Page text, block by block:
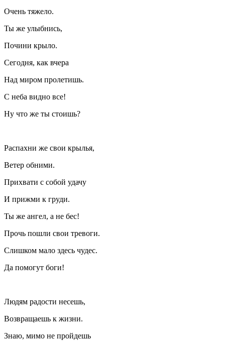
Очень тяжело.
Ты же улыбнись,
Почини крыло.
Сегодня, как вчера
Над миром пролетишь.
С неба видно все!
Ну что же ты стоишь?
Распахни же свои крылья,
Ветер обними.
Прихвати с собой удачу
И прижми к груди.
Ты же ангел, а не бес!
Прочь пошли свои тревоги.
Слишком мало здесь чудес.
Да помогут боги!
Людям радости несешь,
Возвращаешь к жизни.
Знаю, мимо не пройдешь